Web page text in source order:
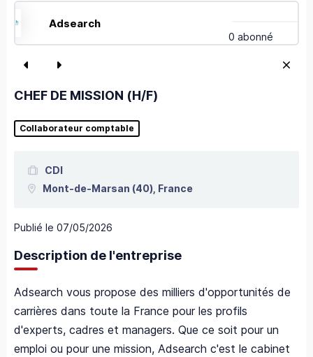
Adsearch
0 abonné
CHEF DE MISSION (H/F)
Collaborateur comptable
CDI
Mont-de-Marsan (40), France
Publié le 07/05/2026
Description de l'entreprise
Adsearch vous propose des milliers d'opportunités de
carrières dans toute la France pour les profils
d'experts, cadres et managers. Que ce soit pour un
emploi ou pour une mission, Adsearch c'est le cabinet